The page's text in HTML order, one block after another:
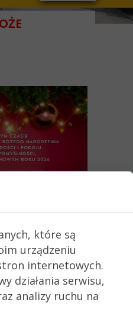
UL. 1 MAJA 6
które są
urządzeniu
internetowych.
działania serwisu,
analizy ruchu na